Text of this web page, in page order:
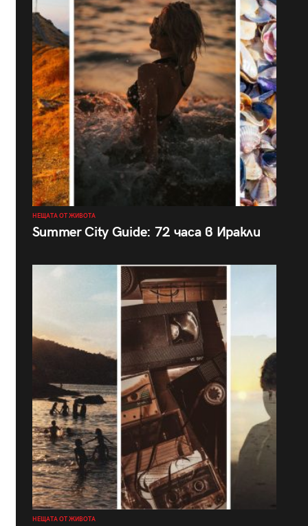
НЕЩАТА ОТ ЖИВОТА
Summer City Guide: 72 часа в Иракли
НЕЩАТА ОТ ЖИВОТА